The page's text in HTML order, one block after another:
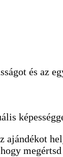
és az
ajándékot